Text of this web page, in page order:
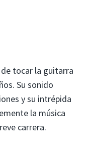
tocar la guitarra
Su sonido
y su intrépida
la música
carrera.